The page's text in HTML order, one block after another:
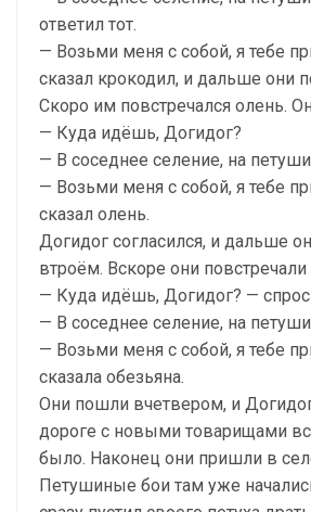
ответил тот.
— Возьми меня с собой, я тебе
сказал крокодил, и дальше они
Скоро им повстречался олень.
— Куда идёшь, Догидог?
— В соседнее селение, на
— Возьми меня с собой, я тебе
сказал олень.
Догидог согласился, и дальше
втроём. Вскоре они повстречали
— Куда идёшь, Догидог? —
— В соседнее селение, на
— Возьми меня с собой, я тебе
сказала обезьяна.
Они пошли вчетвером, и
дороге с новыми товарищами
было. Наконец они пришли в
Петушиные бои там уже